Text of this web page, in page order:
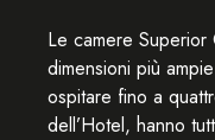
Le camere
dimensioni più
ospitare fino a
dell’Hotel, hanno